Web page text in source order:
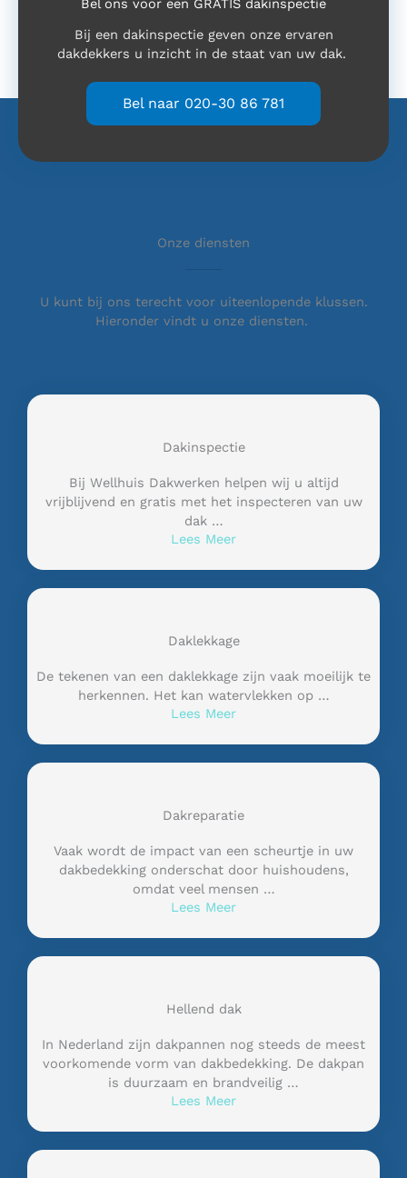
Bij een dakinspectie geven onze ervaren
dakdekkers u inzicht in de staat van uw dak.
Bel naar 020-30 86 781
Onze diensten
U kunt bij ons terecht voor uiteenlopende klussen.
Hieronder vindt u onze diensten.
Dakinspectie
Bij Wellhuis Dakwerken helpen wij u altijd
vrijblijvend en gratis met het inspecteren van uw
dak …
Lees Meer
Daklekkage
De tekenen van een daklekkage zijn vaak moeilijk te
herkennen. Het kan watervlekken op …
Lees Meer
Dakreparatie
Vaak wordt de impact van een scheurtje in uw
dakbedekking onderschat door huishoudens,
omdat veel mensen …
Lees Meer
Hellend dak
In Nederland zijn dakpannen nog steeds de meest
voorkomende vorm van dakbedekking. De dakpan
is duurzaam en brandveilig …
Lees Meer